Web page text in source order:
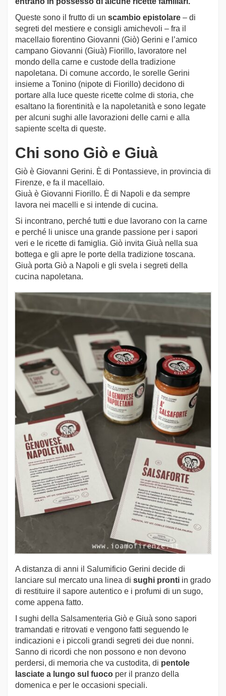
Queste sono il frutto di un scambio epistolare – di
segreti del mestiere e consigli amichevoli – fra il
macellaio fiorentino Giovanni (Giò) Gerini e l’amico
campano Giovanni (Giuà) Fiorillo, lavoratore nel
mondo della carne e custode della tradizione
napoletana. Di comune accordo, le sorelle Gerini
insieme a Tonino (nipote di Fiorillo) decidono di
portare alla luce queste ricette colme di storia, che
esaltano la fiorentinità e la napoletanità e sono legate
per alcuni sughi alle lavorazioni delle carni e alla
sapiente scelta di queste.
Chi sono Giò e Giuà
Giò è Giovanni Gerini. È di Pontassieve, in provincia di
Firenze, e fa il macellaio.
Giuà è Giovanni Fiorillo. È di Napoli e da sempre
lavora nei macelli e si intende di cucina.
Si incontrano, perché tutti e due lavorano con la carne
e perché li unisce una grande passione per i sapori
veri e le ricette di famiglia. Giò invita Giuà nella sua
bottega e gli apre le porte della tradizione toscana.
Giuà porta Giò a Napoli e gli svela i segreti della
cucina napoletana.
A distanza di anni il Salumificio Gerini decide di
lanciare sul mercato una linea di sughi pronti in grado
di restituire il sapore autentico e i profumi di un sugo,
come appena fatto.
I sughi della Salsamenteria Giò e Giuà sono sapori
tramandati e ritrovati e vengono fatti seguendo le
indicazioni e i piccoli grandi segreti dei due nonni.
Sanno di ricordi che non possono e non devono
perdersi, di memoria che va custodita, di pentole
lasciate a lungo sul fuoco per il pranzo della
domenica e per le occasioni speciali.